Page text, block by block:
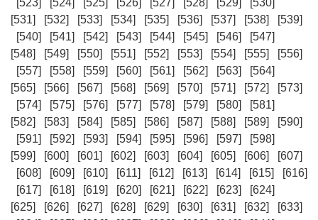
[523]
[524] [525] [526] [527] [528] [529]
[530]
[531]
[532] [533] [534] [535] [536] [537] [538]
[539]
[540]
[541] [542] [543] [544] [545] [546]
[547]
[548]
[549] [550] [551] [552] [553] [554] [555]
[556]
[557]
[558] [559] [560] [561] [562] [563]
[564]
[565]
[566] [567] [568] [569] [570] [571] [572]
[573]
[574]
[575] [576] [577] [578] [579] [580]
[581]
[582]
[583] [584] [585] [586] [587] [588] [589]
[590]
[591]
[592] [593] [594] [595] [596] [597]
[598]
[599]
[600] [601] [602] [603] [604] [605] [606]
[607]
[608]
[609] [610] [611] [612] [613] [614] [615]
[616]
[617]
[618] [619] [620] [621] [622] [623]
[624]
[625]
[626] [627] [628] [629] [630] [631] [632]
[633]